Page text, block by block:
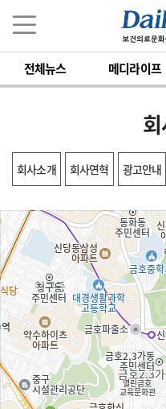
전체뉴스 메디라이프
회사소개 회사연혁 광고안내